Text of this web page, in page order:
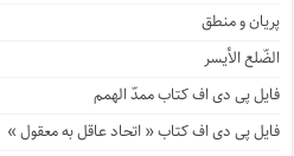
پریان و منطق
الضّلع الأیسر
فایل پی دی اف کتاب ممدّ الهمم
فایل پی دی اف کتاب « اتحاد عاقل به معقول »